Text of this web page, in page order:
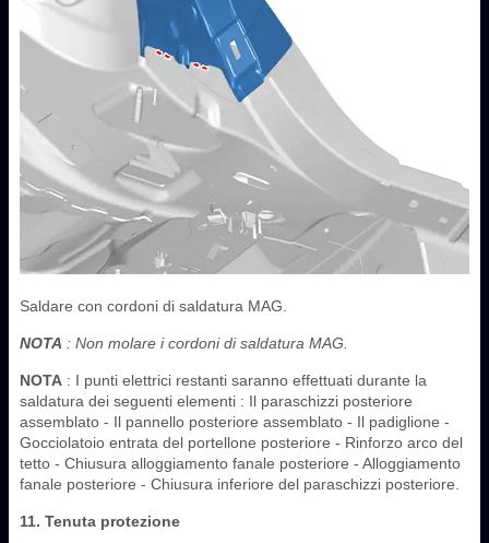
Saldare con cordoni di saldatura MAG.
NOTA : Non molare i cordoni di saldatura MAG.
NOTA : I punti elettrici restanti saranno effettuati durante la
saldatura dei seguenti elementi : Il paraschizzi posteriore
assemblato - Il pannello posteriore assemblato - Il padiglione -
Gocciolatoio entrata del portellone posteriore - Rinforzo arco del
tetto - Chiusura alloggiamento fanale posteriore - Alloggiamento
fanale posteriore - Chiusura inferiore del paraschizzi posteriore.
11. Tenuta protezione